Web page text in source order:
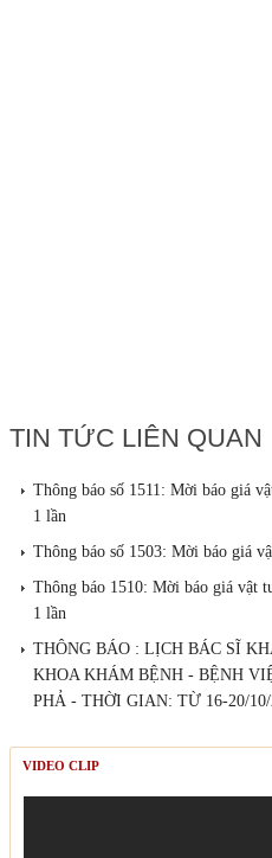
TIN TỨC LIÊN QUAN
Thông báo số 1511: Mời báo giá
1 lần
Thông báo số 1503: Mời báo giá
Thông báo 1510: Mời báo giá vật
1 lần
THÔNG BÁO : LỊCH BÁC SĨ
KHOA KHÁM BỆNH - BỆNH
PHẢ - THỜI GIAN: TỪ 16-20/10/
VIDEO CLIP